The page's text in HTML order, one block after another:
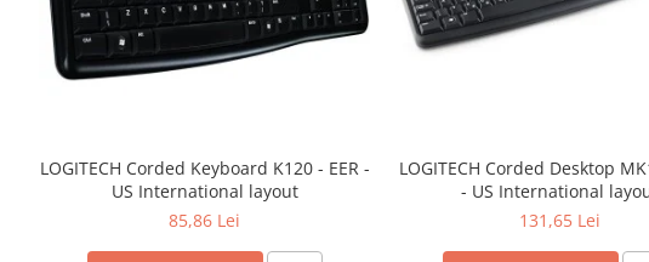
LOGITECH Corded Keyboard K120 - EER -
US International layout
85,86 Lei
LOGITECH Corded Desktop
- US International
131,65 Lei